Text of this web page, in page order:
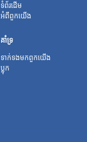
ទំព័រដើម
អំពី​ពួក​យើង
គាំទ្រ
ទាក់ទងមកពួកយើង
ប្លុក